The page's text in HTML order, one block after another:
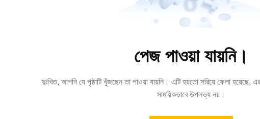
পেজ পাওয়া যায়নি।
দুঃখিত, আপনি যে পৃষ্ঠাটি খুঁজছেন তা পাওয়া যায়নি। এটি হয়তো সরিয়ে ফেলা হয়েছে,
সাময়িকভাবে উপলভ্য নয়।